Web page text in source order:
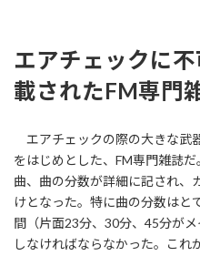
エアチェックに
載されたFM専門
エアチェックの際の大きな武
をはじめとした、FM専門雑誌
曲、曲の分数が詳細に記され、
けとなった。特に曲の分数はと
間（片面23分、30分、45分が
しなければならなかった。これ